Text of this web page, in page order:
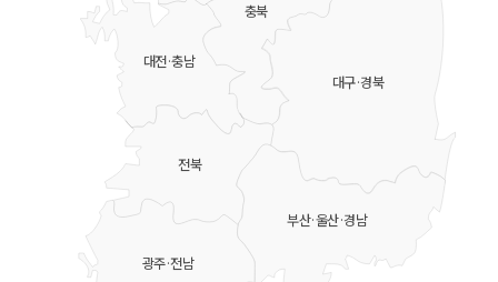
충북
대전·충남
대구·경북
부산·울산·경남
전북
광주·전남